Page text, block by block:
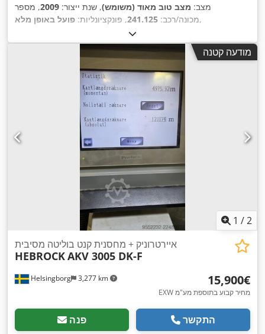
מצב: מצב טוב מאוד (משומש), שנת ייצור: 2009, מספר
מכונה/רכב: 241.125, פונקציונליות: פועל באופן מלא ,
מודעה קטנה
1 /2
Helsingborg 3,277 km
איירטרוניק + מחסנית קנט בוליטה מסיבית
HEBROCKAKV 3005 DK-F
‏15,900 ‏€
EXW מחיר קבוע בתוספת מע"מ
פנה התקשר